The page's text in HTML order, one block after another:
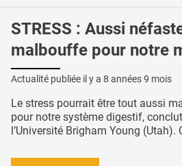
STRESS : Aussi
malbouffe pour notre
Actualité publiée il y a 8 années 9 mois
Le stress pourrait être tout aussi
pour notre système digestif,
l’Université Brigham Young (Utah).